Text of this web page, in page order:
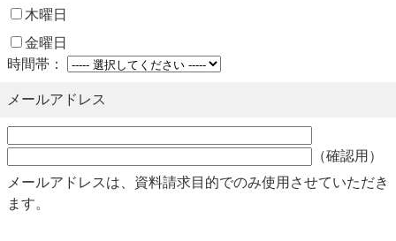
木曜日
金曜日
時間帯：
メールアドレス
（確認用）
メールアドレスは、資料請求目的でのみ使用させていただき
ます。